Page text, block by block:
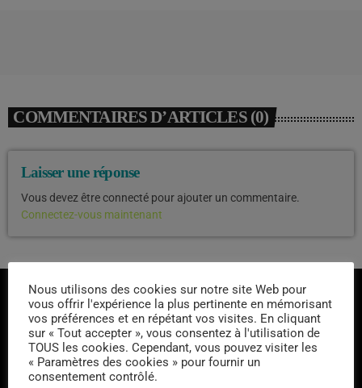
COMMENTAIRES D’ARTICLES (0)
Laisser une réponse
Vous devez être connecté pour ajouter un commentaire.
Connectez-vous maintenant
DERNIERS PODCASTS
Nous utilisons des cookies sur notre site Web pour
vous offrir l'expérience la plus pertinente en mémorisant
vos préférences et en répétant vos visites. En cliquant
sur « Tout accepter », vous consentez à l'utilisation de
TOUS les cookies. Cependant, vous pouvez visiter les
« Paramètres des cookies » pour fournir un
consentement contrôlé.